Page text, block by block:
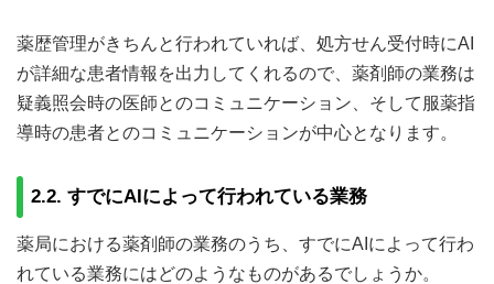
薬歴管理がきちんと行われていれば、処方せん受付時にAI
が詳細な患者情報を出力してくれるので、薬剤師の業務は
疑義照会時の医師とのコミュニケーション、そして服薬指
導時の患者とのコミュニケーションが中心となります。
2.2. すでにAIによって行われている業務
薬局における薬剤師の業務のうち、すでにAIによって行わ
れている業務にはどのようなものがあるでしょうか。